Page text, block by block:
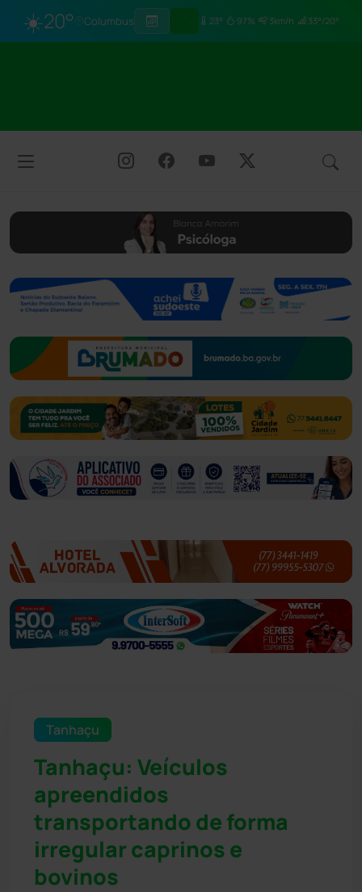
☀️20° Columbus 23° 97% 3km/h 33°/20°
Tanhaçu
Tanhaçu: Veículos
apreendidos
transportando de forma
irregular caprinos e
bovinos